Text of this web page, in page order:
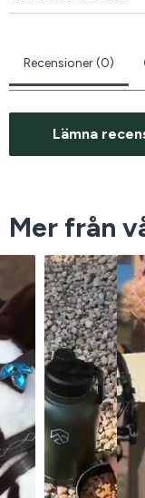
Recensioner (0)
Lämna
Mer från